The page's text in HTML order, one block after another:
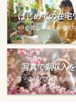
る方法
教育訓
はじめての在宅
必要な準備と心構え
写真で副収入
スマホ1つでOK！私の